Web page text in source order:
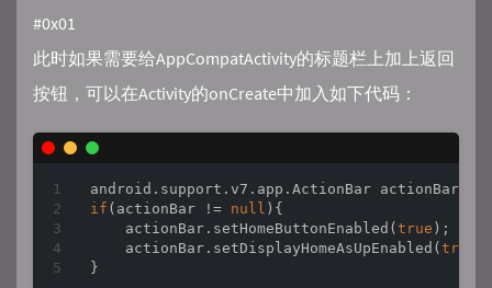
#0x01
此时如果需要给AppCompatActivity的标题栏上加上返回
按钮，可以在Activity的onCreate中加入如下代码：
if (actionBar != null ){
    actionBar.setHomeButtonEnabled(
true );
    actionBar.setDisplayHomeAsUpEnabled(
true